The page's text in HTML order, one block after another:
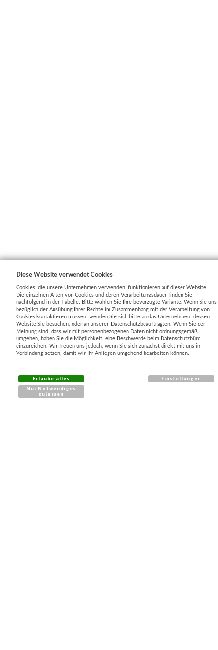
PRODUKTE
Unkrautschutz
Zaunlösungen
Schattierlösungen
Gebäudeschutz
Diese Website verwendet Cookies
Cookies, die unsere Unternehmen verwenden, funktionieren auf dieser Website.
Die einzelnen Arten von Cookies und deren Verarbeitungsdauer finden Sie
nachfolgend in der Tabelle. Bitte wählen Sie Ihre bevorzugte Variante. Wenn Sie uns
bezüglich der Ausübung Ihrer Rechte im Zusammenhang mit der Verarbeitung von
Cookies kontaktieren müssen, wenden Sie sich bitte an das Unternehmen, dessen
Website Sie besuchen, oder an unseren Datenschutzbeauftragten. Wenn Sie der
Meinung sind, dass wir mit personenbezogenen Daten nicht ordnungsgemäß
umgehen, haben Sie die Möglichkeit, eine Beschwerde beim Datenschutzbüro
einzureichen. Wir freuen uns jedoch, wenn Sie sich zunächst direkt mit uns in
Verbindung setzen, damit wir Ihr Anliegen umgehend bearbeiten können.
Erlaube alles
Nur Notwendiges
zulassen
Einstellungen